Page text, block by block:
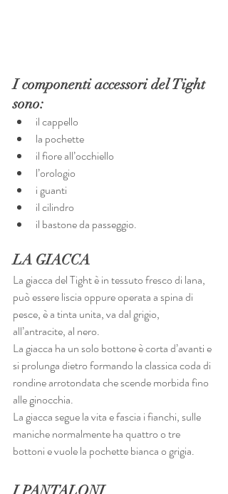
I componenti accessori del Tight
sono:
il cappello
la pochette
il fiore all’occhiello
l’orologio
i guanti
il cilindro
il bastone da passeggio.
LA GIACCA
La giacca del Tight è in tessuto fresco di lana,
può essere liscia oppure operata a spina di
pesce, è a tinta unita, va dal grigio,
all’antracite, al nero.
La giacca ha un solo bottone è corta d’avanti e
si prolunga dietro formando la classica coda di
rondine arrotondata che scende morbida fino
alle ginocchia.
La giacca segue la vita e fascia i fianchi, sulle
maniche normalmente ha quattro o tre
bottoni e vuole la pochette bianca o grigia.